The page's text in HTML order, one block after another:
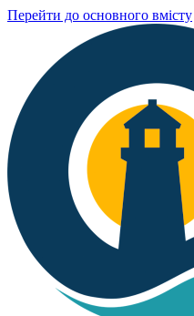
Перейти до основного вмісту